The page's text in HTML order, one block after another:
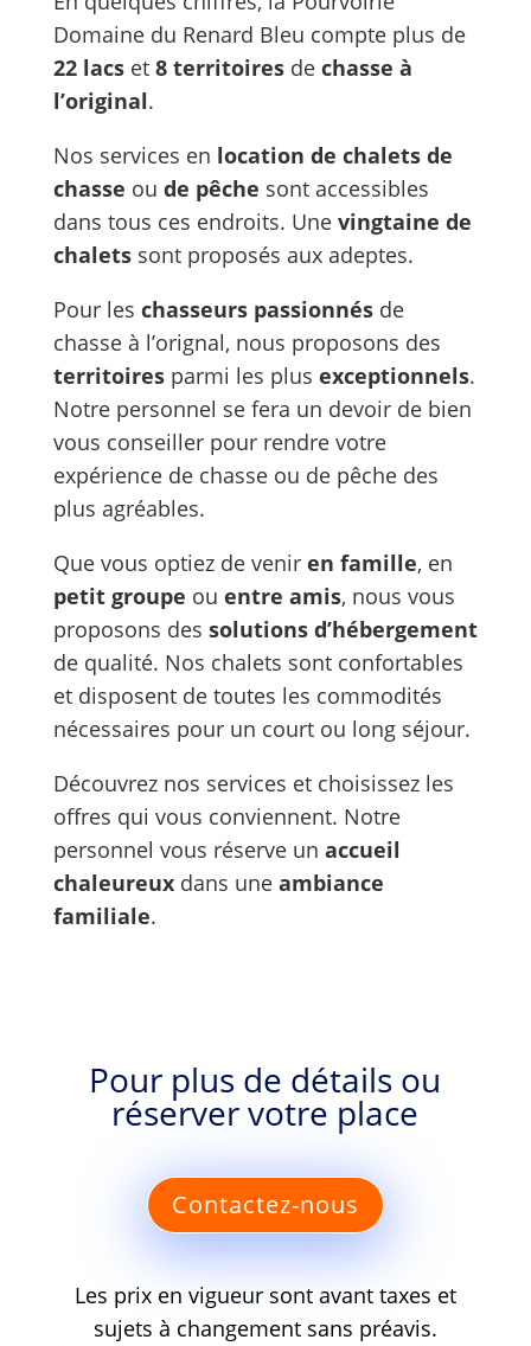
Domaine du Renard Bleu compte plus de
22 lacset 8 territoiresde chasse à
l’original.
Nos services en location de chalets de
chasse ou de pêche sont accessibles
dans tous ces endroits. Une vingtaine de
chaletssont proposés aux adeptes.
Pour les chasseurs passionnésde
chasse à l’orignal, nous proposons des
territoiresparmi les plus exceptionnels.
Notre personnel se fera un devoir de bien
vous conseiller pour rendre votre
expérience de chasse ou de pêche des
plus agréables.
Que vous optiez de venir en famille, en
petit groupe ou entre amis, nous vous
proposons des solutions d’hébergement
de qualité. Nos chalets sont confortables
et disposent de toutes les commodités
nécessaires pour un court ou long séjour.
Découvrez nos services et choisissez les
offres qui vous conviennent. Notre
personnel vous réserve un accueil
chaleureuxdans une ambiance
familiale.
Pour plus de détails ou
réserver votre place
Contactez-nous
Les prix en vigueur sont avant taxes et
sujets à changement sans préavis.